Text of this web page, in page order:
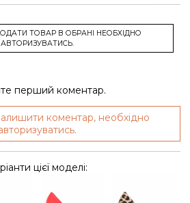
ТОВАР В ОБРАНІ НЕОБХІДНО
АВТОРИЗУВАТИСЬ.
перший коментар.
коментар, необхідно
цієї моделі: